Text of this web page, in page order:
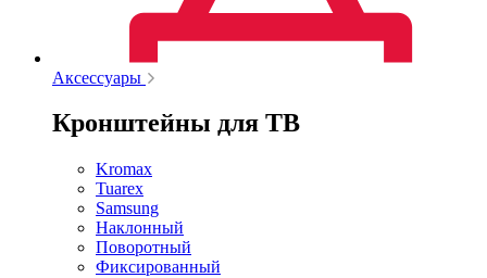
Аксессуары
Кронштейны для ТВ
Kromax
Tuarex
Samsung
Наклонный
Поворотный
Фиксированный